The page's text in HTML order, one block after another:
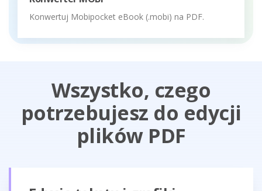
Konwertuj Mobipocket eBook (.mobi) na PDF.
Wszystko, czego
potrzebujesz do edycji
plików PDF